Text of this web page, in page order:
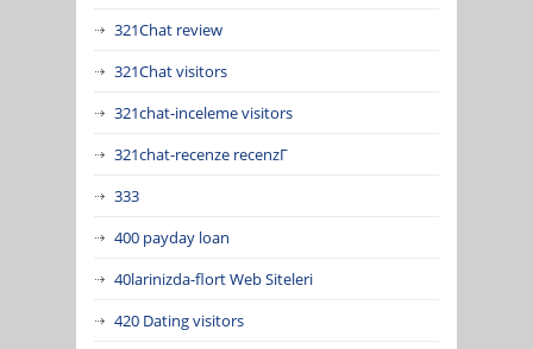
321Chat review
321Chat visitors
321chat-inceleme visitors
321chat-recenze recenzГ­
333
400 payday loan
40larinizda-flort Web Siteleri
420 Dating visitors